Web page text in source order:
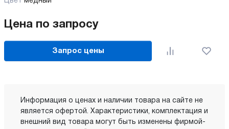
Цена по запросу
Запрос цены
Информация о ценах и наличии товара на сайте не
является офертой. Характеристики, комплектация и
внешний вид товара могут быть изменены фирмой-